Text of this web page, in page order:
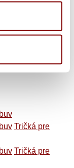
Tričká pre
Tričká pre